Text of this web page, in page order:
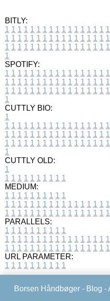
BITLY:
1 1 1 1 1 1 1 1 1 1 1 1 1 1 1 1 1
1 1 1 1 1 1 1 1 1 1 1 1 1 1 1 1 1
1 1 1 1 1 1 1 1 1 1 1 1 1 1 1 1 1
1
SPOTIFY:
1 1 1 1 1 1 1 1 1 1 1 1 1 1 1 1 1
1 1 1 1 1 1 1 1 1 1 1 1 1 1 1 1 1
1 1 1 1 1 1 1 1 1 1 1 1 1 1 1 1 1
1
CUTTLY BIO:
1
1 1 1 1 1 1 1 1 1 1 1 1 1 1 1 1 1
1 1 1 1 1 1 1 1 1 1 1 1 1 1 1 1 1
1 1 1 1 1 1 1 1 1 1 1 1 1 1 1 1 1
1
CUTTLY OLD:
1
1 1 1 1 1 1 1 1 1 1
MEDIUM:
1 1 1 1 1 1 1 1 1 1
1 1 1 1 1 1 1 1 1 1 1 1 1 1 1 1 1
1 1 1 1 1 1 1 1 1 1 1 1 1 1 1 1 1
PARALLELS:
1 1 1 1 1 1 1 1 1 1
1 1 1 1 1 1 1 1 1 1 1 1 1 1 1 1 1
1 1 1 1 1 1 1 1 1 1 1 1 1 1 1 1 1
URL PARAMETER:
1 1 1 1 1 1 1 1 1 1
Borsen Håndbøger - Blog -